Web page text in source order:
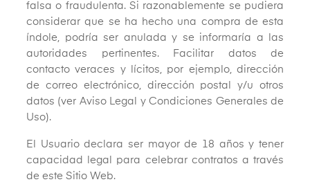
falsa o fraudulenta. Si razonablemente se pudiera
considerar que se ha hecho una compra de esta
índole, podría ser anulada y se informaría a las
autoridades pertinentes. Facilitar datos de
contacto veraces y lícitos, por ejemplo, dirección
de correo electrónico, dirección postal y/u otros
datos (ver Aviso Legal y Condiciones Generales de
Uso).
El Usuario declara ser mayor de 18 años y tener
capacidad legal para celebrar contratos a través
de este Sitio Web.